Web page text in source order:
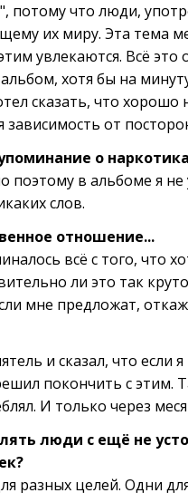
потому что люди,
их миру. Эта тема
увлекаются. Всё
хотя бы на
сказать, что
от
о
поэтому в альбоме я
слов.
отношение...
всё с того, что
ли это так
мне предложат,
и сказал, что если
покончить с этим.
И только через
люди с ещё не
разных целей. Одни